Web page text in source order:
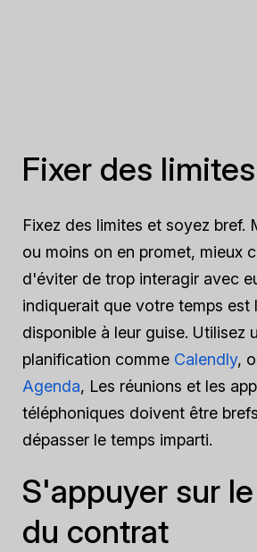
Fixer des limites
Fixez des limites et soyez bref.
ou moins on en promet, mieux
d'éviter de trop interagir avec
indiquerait que votre temps est
disponible à leur guise. Utilisez
planification comme Calendly,
Agenda, Les réunions et les
téléphoniques doivent être
dépasser le temps imparti.
S'appuyer sur
du contrat